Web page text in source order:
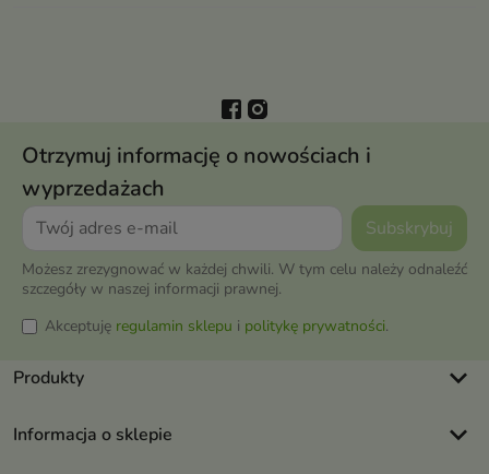
Otrzymuj informację o nowościach i
wyprzedażach
Możesz zrezygnować w każdej chwili. W tym celu należy odnaleźć
szczegóły w naszej informacji prawnej.
Akceptuję regulamin sklepu i politykę prywatności.
Produkty keyboard_arrow_down
Informacja o sklepie keyboard_arrow_down